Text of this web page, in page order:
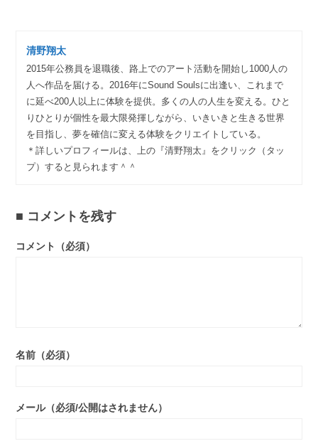
清野翔太
2015年公務員を退職後、路上でのアート活動を開始し1000人の
人へ作品を届ける。2016年にSound Soulsに出逢い、これまで
に延べ200人以上に体験を提供。多くの人の人生を変える。ひと
りひとりが個性を最大限発揮しながら、いきいきと生きる世界
を目指し、夢を確信に変える体験をクリエイトしている。
＊詳しいプロフィールは、上の『清野翔太』をクリック（タッ
プ）すると見られます＾＾
コメントを残す
コメント（必須）
名前（必須）
メール（必須/公開はされません）